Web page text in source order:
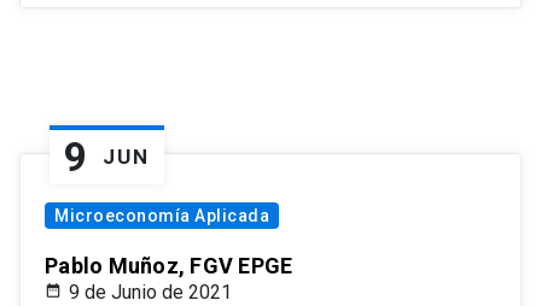
9 JUN
Microeconomía Aplicada
Pablo Muñoz, FGV EPGE
9 de Junio de 2021